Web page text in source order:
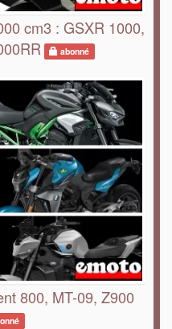
cm3 : GSXR 1000,
abonné
800, MT-09, Z900